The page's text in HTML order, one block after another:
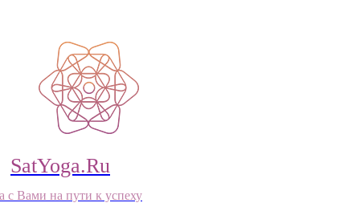
SatYoga.Ru
с Вами на пути к успеху